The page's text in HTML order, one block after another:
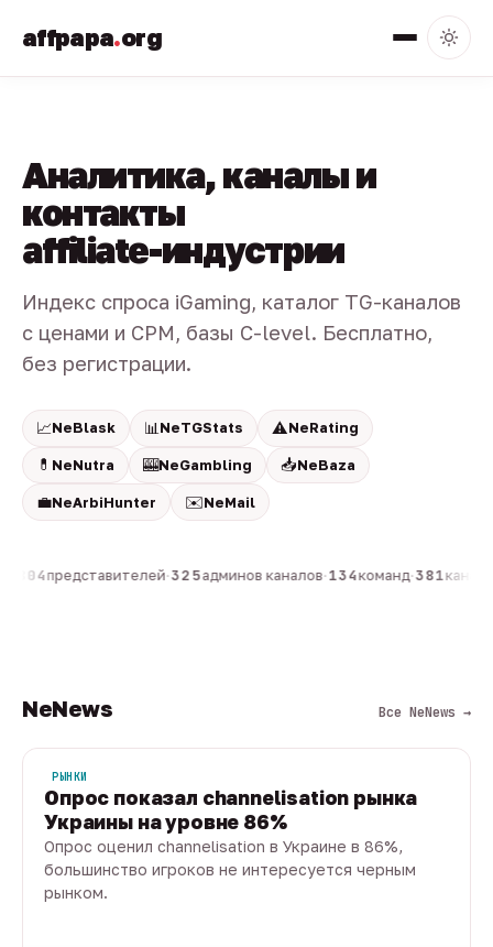
affpapa.org
Аналитика, каналы и
контакты
affiliate-индустрии
Индекс спроса iGaming, каталог TG-каналов
с ценами и CPM, базы C-level. Бесплатно,
без регистрации.
📈NeBlask 📊 NeTGStats ⚠️NeRating
💊 NeNutra 🎰NeGambling 📥NeBaza
💼NeArbiHunter ✉️NeMail
804представителей·325админов каналов·134команд·381
NeNews Все NeNews →
РЫНКИ
Опрос показал channelisation рынка
Украины на уровне 86%
Опрос оценил channelisation в Украине в 86%,
большинство игроков не интересуется черным
рынком.